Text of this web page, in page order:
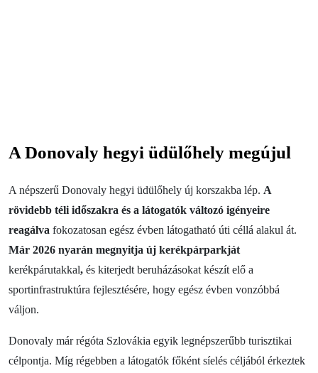
Riders Park Donovaly
MUSEPASS = 8 kulturális program 1 belépővel
Špania Dolina
Skalka Kremnica közelében
Hírek
A Donovaly hegyi üdülőhely megújul
A népszerű Donovaly hegyi üdülőhely új korszakba lép. A
rövidebb téli időszakra és a látogatók változó igényeire
reagálva fokozatosan egész évben látogatható úti céllá alakul át.
Már 2026 nyarán megnyitja új kerékpárparkját
kerékpárutakkal, és kiterjedt beruházásokat készít elő a
sportinfrastruktúra fejlesztésére, hogy egész évben vonzóbbá
váljon.
Donovaly már régóta Szlovákia egyik legnépszerűbb turisztikai
célpontja. Míg régebben a látogatók főként síelés céljából érkeztek